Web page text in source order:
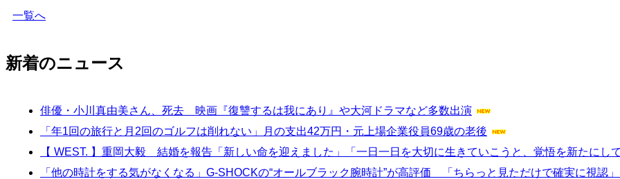
一覧へ
新着のニュース
俳優・小川真由美さん、死去 映画『復讐するは我にあり』や大河ドラマなど多数出演
「年1回の旅行と月2回のゴルフは削れない」月の支出42万円・元上場企業役員69歳の老後
【 WEST. 】重岡大毅 結婚を報告「新しい命を迎えました」「一日一日を大切に生きていこうと、覚悟を新たにし
「他の時計をする気がなくなる」G-SHOCKの“オールブラック腕時計”が高評価 「ちらっと見ただけで確実に視認